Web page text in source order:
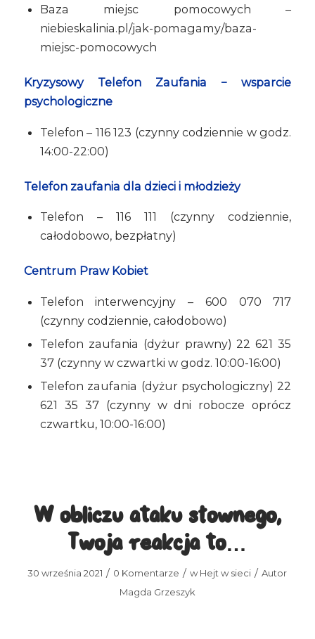
Baza miejsc pomocowych –
niebieskalinia.pl/jak-pomagamy/baza-
miejsc-pomocowych
Kryzysowy Telefon Zaufania − wsparcie
psychologiczne
Telefon – 116 123 (czynny codziennie w godz.
14:00-22:00)
Telefon zaufania dla dzieci i młodzieży
Telefon – 116 111 (czynny codziennie,
całodobowo, bezpłatny)
Centrum Praw Kobiet
Telefon interwencyjny – 600 070 717
(czynny codziennie, całodobowo)
Telefon zaufania (dyżur prawny) 22 621 35
37 (czynny w czwartki w godz. 10:00-16:00)
Telefon zaufania (dyżur psychologiczny) 22
621 35 37 (czynny w dni robocze oprócz
czwartku, 10:00-16:00)
W obliczu ataku słownego,
Twoja reakcja to…
30 września 2021 / 0 Komentarze / wHejt w sieci / Autor
Magda Grzeszyk